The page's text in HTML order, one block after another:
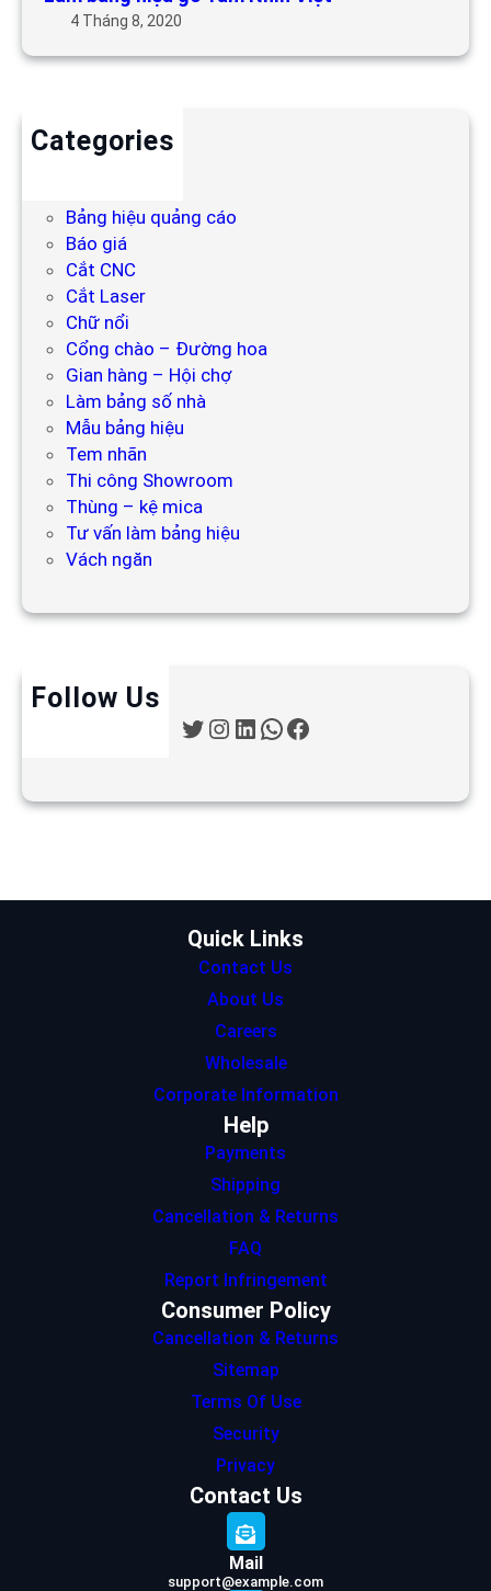
4 Tháng 8, 2020
Categories
Bảng hiệu quảng cáo
Báo giá
Cắt CNC
Cắt Laser
Chữ nổi
Cổng chào – Đường hoa
Gian hàng – Hội chợ
Làm bảng số nhà
Mẫu bảng hiệu
Tem nhãn
Thi công Showroom
Thùng – kệ mica
Tư vấn làm bảng hiệu
Vách ngăn
Follow Us
T
t
I
t
a
L
k
n
W
t
p
F
e
k
Quick Links
Contact Us
About Us
Careers
Wholesale
Corporate Information
Help
Payments
Shipping
Cancellation & Returns
FAQ
Report Infringement
Consumer Policy
Cancellation & Returns
Sitemap
Terms Of Use
Security
Privacy
Contact Us
Mail
support@example.com